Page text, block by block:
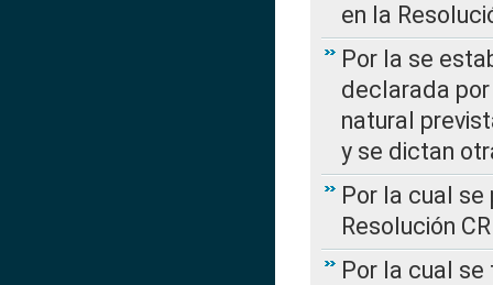
en la
Por la se
declarada
natural
y se dictan
Por la cual
Resolución
Por la cual